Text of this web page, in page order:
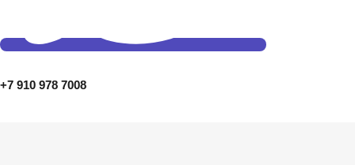
+7 910 978 7008